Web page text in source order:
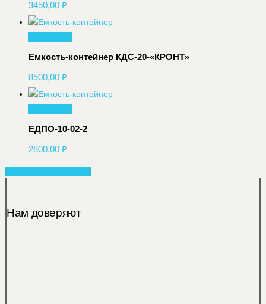
3450,00 ₽
Емкость-контейнер КДС-20-«КРОНТ»
8500,00 ₽
ЕДПО-10-02-2
2800,00 ₽
Нам доверяют